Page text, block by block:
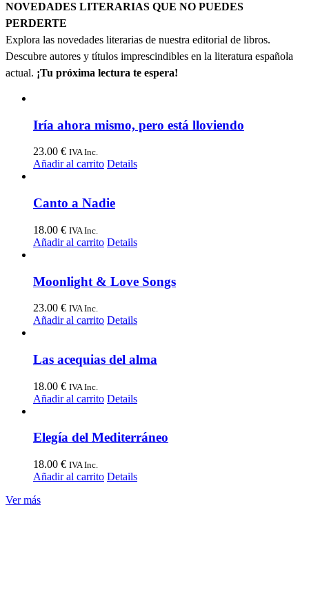
NOVEDADES LITERARIAS QUE NO PUEDES
PERDERTE
Explora las novedades literarias de nuestra editorial de libros.
Descubre autores y títulos imprescindibles en la literatura española
actual. ¡Tu próxima lectura te espera!
Iría ahora mismo, pero está lloviendo
23.00 € IVA Inc.
Añadir al carrito Details
Canto a Nadie
18.00 € IVA Inc.
Añadir al carrito Details
Moonlight & Love Songs
23.00 € IVA Inc.
Añadir al carrito Details
Las acequias del alma
18.00 € IVA Inc.
Añadir al carrito Details
Elegía del Mediterráneo
18.00 € IVA Inc.
Añadir al carrito Details
Ver más